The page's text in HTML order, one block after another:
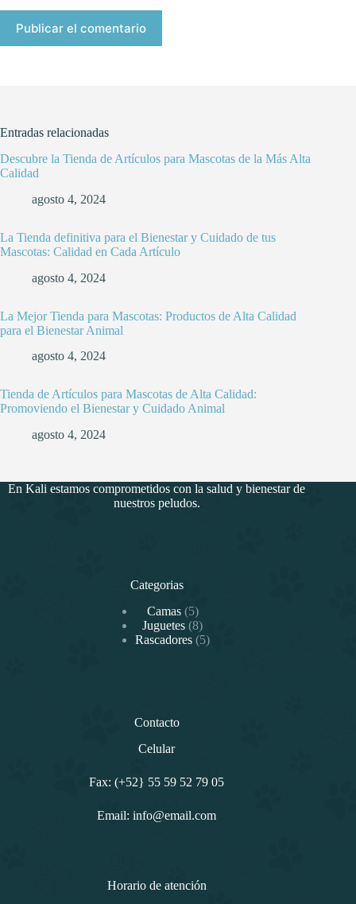
Publicar el comentario
Entradas relacionadas
Descubre la Tienda de Artículos para Mascotas de la Más Alta
Calidad
agosto 4, 2024
La Tienda definitiva para el Bienestar y Cuidado de tus
Mascotas: Calidad en Cada Artículo
agosto 4, 2024
La Mejor Tienda para Mascotas: Productos de Alta Calidad
para el Bienestar Animal
agosto 4, 2024
Tienda de Artículos para Mascotas de Alta Calidad:
Promoviendo el Bienestar y Cuidado Animal
agosto 4, 2024
En Kali estamos comprometidos con la salud y bienestar de
nuestros peludos.
Categorias
Camas 55
productos
Juguetes 88
productos
Rascadores 55
Contacto
Celular
Fax: (+52} 55 59 52 79 05
Email: info@email.com
Horario de atención